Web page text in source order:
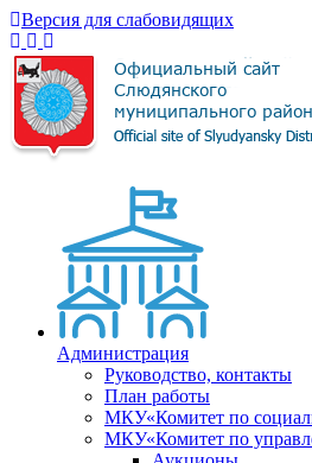
Версия для слабовидящих
Администрация
Руководство, контакты
План работы
МКУ«Комитет по
МКУ«Комитет по